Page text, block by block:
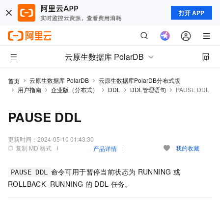
打开 APP
云原生数据库 PolarDB
首页 云原生数据库 PolarDB
云原生数据库PolarDB分布式版
用户指南
企业版（分布式） DDL DDL管理语句 PAUSE DDL
PAUSE DDL
更新时间： 2024-05-10 01:43:30
复制 MD 格式
产品详情 我的收藏
PAUSE DDL 命令可用于暂停当前状态为 RUNNING 或
ROLLBACK_RUNNING 的 DDL 任务。